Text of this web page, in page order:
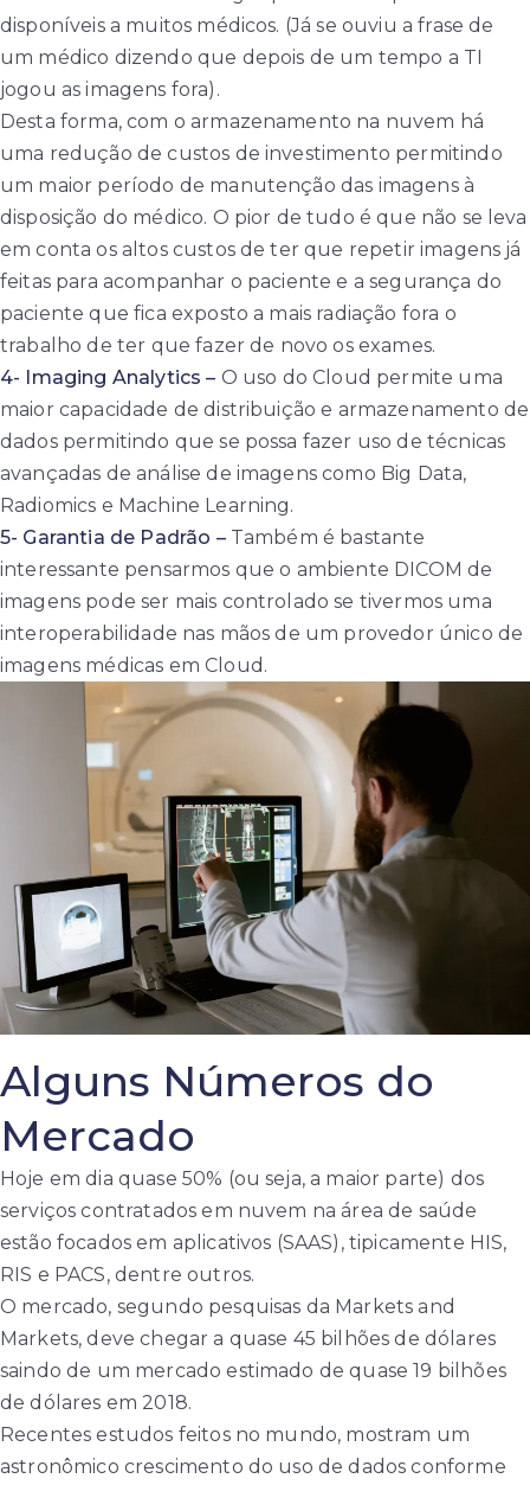
disponíveis a muitos médicos. (Já se ouviu a frase de
um médico dizendo que depois de um tempo a TI
jogou as imagens fora).
Desta forma, com o armazenamento na nuvem há
uma redução de custos de investimento permitindo
um maior período de manutenção das imagens à
disposição do médico. O pior de tudo é que não se leva
em conta os altos custos de ter que repetir imagens já
feitas para acompanhar o paciente e a segurança do
paciente que fica exposto a mais radiação fora o
trabalho de ter que fazer de novo os exames.
4- Imaging Analytics – O uso do Cloud permite uma
maior capacidade de distribuição e armazenamento de
dados permitindo que se possa fazer uso de técnicas
avançadas de análise de imagens como Big Data,
Radiomics e Machine Learning.
5- Garantia de Padrão –Também é bastante
interessante pensarmos que o ambiente DICOM de
imagens pode ser mais controlado se tivermos uma
interoperabilidade nas mãos de um provedor único de
imagens médicas em Cloud.
Alguns Números do
Mercado
Hoje em dia quase 50% (ou seja, a maior parte) dos
serviços contratados em nuvem na área de saúde
estão focados em aplicativos (SAAS), tipicamente HIS,
RIS e PACS, dentre outros.
O mercado, segundo pesquisas da Markets and
Markets, deve chegar a quase 45 bilhões de dólares
saindo de um mercado estimado de quase 19 bilhões
de dólares em 2018.
Recentes estudos feitos no mundo, mostram um
astronômico crescimento do uso de dados conforme